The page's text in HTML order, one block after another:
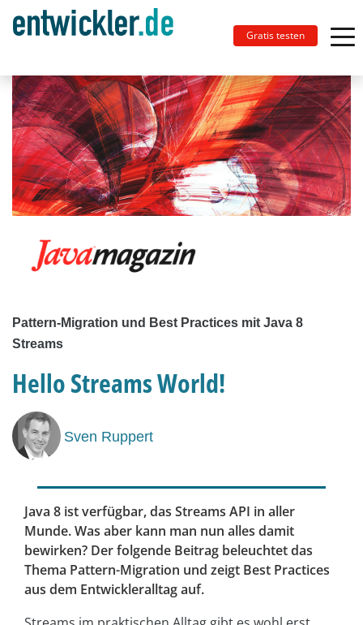
Gratis testen
Pattern-Migration und Best Practices mit Java 8
Streams
Hello Streams World!
Sven Ruppert
Java 8 ist verfügbar, das Streams API in aller
Munde. Was aber kann man nun alles damit
bewirken? Der folgende Beitrag beleuchtet das
Thema Pattern-Migration und zeigt Best Practices
aus dem Entwickleralltag auf.